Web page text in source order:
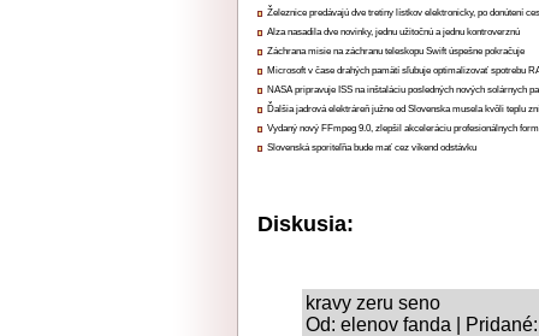
Železnice predávajú dve tretiny lístkov elektronicky, po donútení
Alza nasadila dve novinky, jednu užitočnú a jednu kontroverznú
Záchrana misie na záchranu teleskopu Swift úspešne pokračuje
Microsoft v čase drahých pamätí sľubuje optimalizovať spotrebu
NASA pripravuje ISS na inštaláciu posledných nových solárnych
Ďalšia jadrová elektráreň južne od Slovenska musela kvôli teplu
Vydaný nový FFmpeg 9.0, zlepšil akceleráciu profesionálnych
Slovenská sporiteľňa bude mať cez víkend odstávku
Diskusia:
kravy zeru seno
Od: elenov fanda |